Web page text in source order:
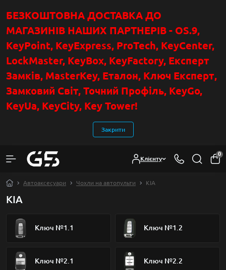
БЕЗКОШТОВНА ДОСТАВКА ДО
МАГАЗИНІВ НАШИХ ПАРТНЕРІВ - OS.9,
KeyPoint, KeyExpress, ProTech, KeyCenter,
LockMaster, KeyBox, KeyFactory, Експерт
Замків, MasterKey, Еталон, Ключ Експерт,
Замковий Світ, Точний Профіль, KeyGo,
KeyUa, KeyCity, Key Tower!
Закрити
Клієнту
0
Автоаксесуари Чохли на автопульти KIA
KIA
Ключ №1.1 Ключ №1.2
Ключ №2.1 Ключ №2.2